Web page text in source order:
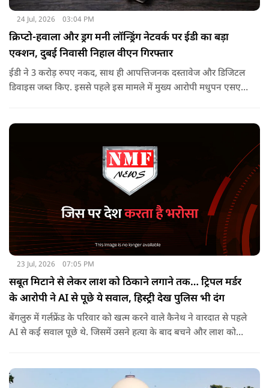
24 Jul, 2026 03:04 PM
क्रिप्टो-हवाला और ड्रग मनी लॉन्ड्रिंग नेटवर्क पर ईडी का बड़ा
एक्शन, दुबई निवासी निहाल वीएन गिरफ्तार
ईडी ने 3 करोड़ रुपए नकद, साथ ही आपत्तिजनक दस्तावेज और डिजिटल
डिवाइस जब्त किए. इससे पहले इस मामले में मुख्य आरोपी मधुपन एसएस
23 Jul, 2026 07:05 PM
सबूत मिटाने से लेकर लाश को ठिकाने लगाने तक… ट्रिपल मर्डर
के आरोपी ने AI से पूछे ये सवाल, हिस्ट्री देख पुलिस भी दंग
बेंगलुरु में गर्लफ्रेंड के परिवार को खत्म करने वाले कैनेथ ने वारदात से पहले
AI से कई सवाल पूछे थे. जिसमें उसने हत्या के बाद बचने और लाश को